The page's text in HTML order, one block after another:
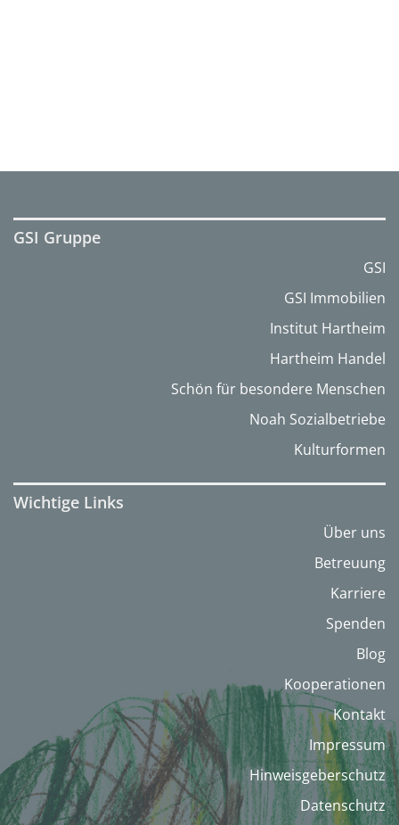
GSI Gruppe
GSI
GSI Immobilien
Institut Hartheim
Hartheim Handel
Schön für besondere Menschen
Noah Sozialbetriebe
Kulturformen
Wichtige Links
Über uns
Betreuung
Karriere
Spenden
Blog
Kooperationen
Kontakt
Impressum
Hinweisgeberschutz
Datenschutz